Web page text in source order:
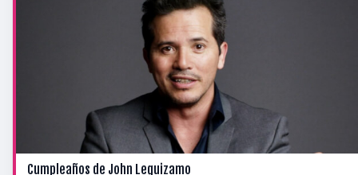
Cumpleaños de John Leguizamo